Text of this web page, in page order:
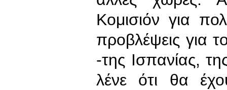
Κομισιόν για
προβλέψεις για
-της Ισπανίας,
λένε ότι θα